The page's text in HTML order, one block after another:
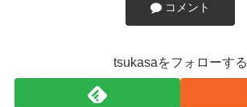
コメント
tsukasaをフォローする